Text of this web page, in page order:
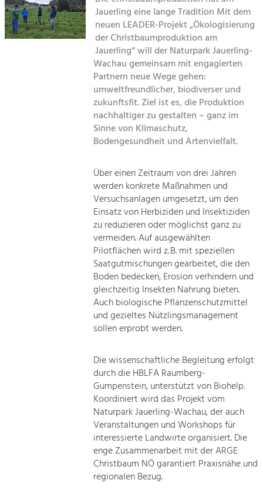
Suche
Landscape.
Tourism
Offer Development and Positioning
Art & Culture
Crafts, Science and Research.
Social Affairs, Education
Equality, Youth and Integration.
Mobility & Energy
Climate Change, Public Transport and
Renewable Energy.
Increase in Regional Value Added.
Jauerling eine lange Tradition Mit dem
neuen LEADER-Projekt „Ökologisierung
der Christbaumproduktion am
Jauerling“ will der Naturpark Jauerling-
Wachau gemeinsam mit engagierten
Partnern neue Wege gehen:
umweltfreundlicher, biodiverser und
zukunftsfit. Ziel ist es, die Produktion
nachhaltiger zu gestalten – ganz im
Sinne von Klimaschutz,
Bodengesundheit und Artenvielfalt.
Über einen Zeitraum von drei Jahren
werden konkrete Maßnahmen und
Versuchsanlagen umgesetzt, um den
Einsatz von Herbiziden und Insektiziden
zu reduzieren oder möglichst ganz zu
vermeiden. Auf ausgewählten
Pilotflächen wird z. B. mit speziellen
Saatgutmischungen gearbeitet, die den
Boden bedecken, Erosion verhindern und
gleichzeitig Insekten Nahrung bieten.
Auch biologische Pflanzenschutzmittel
und gezieltes Nützlingsmanagement
sollen erprobt werden.
Die wissenschaftliche Begleitung erfolgt
durch die HBLFA Raumberg-
Gumpenstein, unterstützt von Biohelp.
Koordiniert wird das Projekt vom
Naturpark Jauerling-Wachau, der auch
Veranstaltungen und Workshops für
interessierte Landwirte organisiert. Die
enge Zusammenarbeit mit der ARGE
Christbaum NÖ garantiert Praxisnähe und
regionalen Bezug.